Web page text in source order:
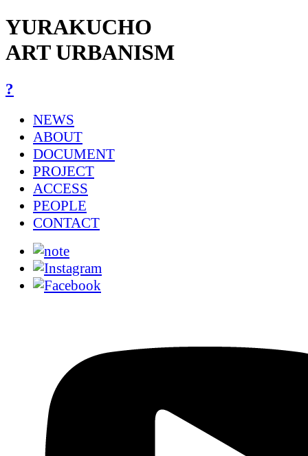
YURAKUCHO
ART URBANISM
?
NEWS
ABOUT
DOCUMENT
PROJECT
ACCESS
PEOPLE
CONTACT